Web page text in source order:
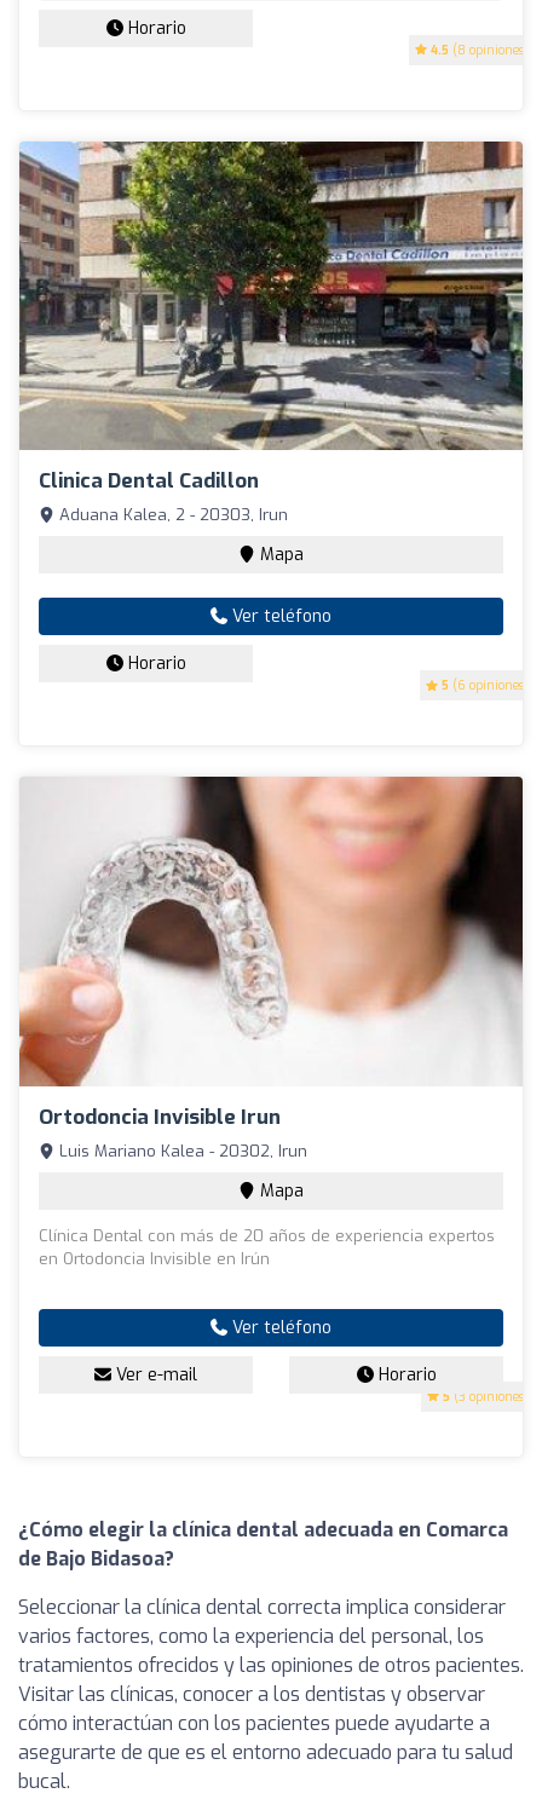
4.5 (8 opiniones)
Horario
Clinica Dental Cadillon
5 (6 opiniones)
Aduana Kalea, 2 - 20303, Irun
Mapa
Ver teléfono
Horario
Ortodoncia Invisible Irun
5 (3 opiniones)
Luis Mariano Kalea - 20302, Irun
Mapa
Clínica Dental con más de 20 años de experiencia expertos
en Ortodoncia Invisible en Irún
Ver teléfono
Ver e-mail Horario
¿Cómo elegir la clínica dental adecuada en Comarca
de Bajo Bidasoa?
Seleccionar la clínica dental correcta implica considerar
varios factores, como la experiencia del personal, los
tratamientos ofrecidos y las opiniones de otros pacientes.
Visitar las clínicas, conocer a los dentistas y observar
cómo interactúan con los pacientes puede ayudarte a
asegurarte de que es el entorno adecuado para tu salud
bucal.